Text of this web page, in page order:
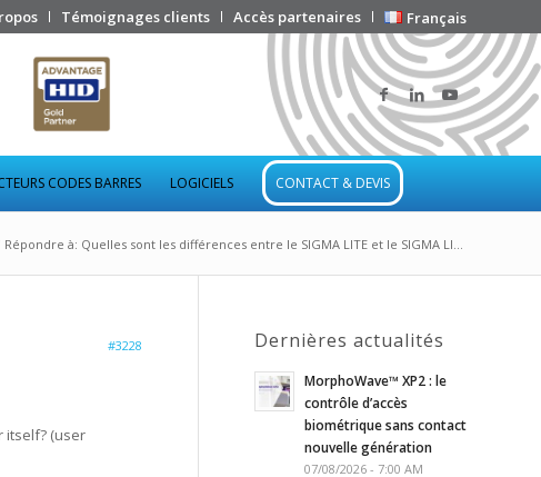
Témoignages clients Accès partenaires Français
CODES BARRES LOGICIELS CONTACT & DEVIS
Répondre à: Quelles sont les différences entre le SIGMA LITE et le SIGMA LI...
#3228
itself? (user
Dernières actualités
MorphoWave™ XP2 : le
contrôle d’accès
biométrique sans contact
nouvelle génération
07/08/2026 - 7:00 AM